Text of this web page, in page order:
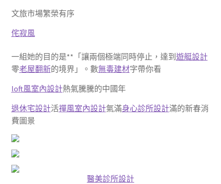
文旅市場繁榮有序
侘寂風
一組她的目的是**「讓兩個極端同時停止，達到遊艇設計
零老屋翻新的境界」。數無毒建材字帶你看
loft風室內設計熱氣騰騰的中國年
退休宅設計活禪風室內設計氣滿身心診所設計滿的新春消
費圖景
醫美診所設計